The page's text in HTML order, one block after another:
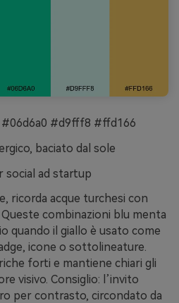
#d9fff8 #ffd166
baciato dal sole
social ad startup
ricorda acque turchesi con
combinazioni blu menta
quando il giallo è usato come
icone o sottolineature.
forti e mantiene chiari gli
visivo. Consiglio: l’invito
per contrasto, circondato da